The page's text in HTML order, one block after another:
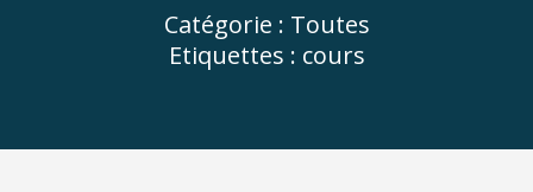
Catégorie : Toutes
Etiquettes : cours